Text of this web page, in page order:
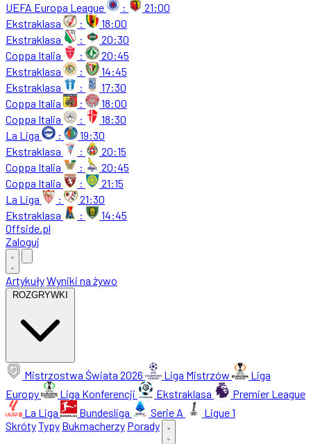
UEFA Europa League
:
21:00
Ekstraklasa
:
18:00
Ekstraklasa
:
20:30
Coppa Italia
:
20:45
Ekstraklasa
:
14:45
Ekstraklasa
:
17:30
Coppa Italia
:
18:00
Coppa Italia
:
18:30
La Liga
:
19:30
Ekstraklasa
:
20:15
Coppa Italia
:
20:45
Coppa Italia
:
21:15
La Liga
:
21:30
Ekstraklasa
:
14:45
Offside.pl
Zaloguj
ArtykułyWyniki na żywo
ROZGRYWKI
Mistrzostwa Świata 2026 Liga Mistrzów
Liga
Europy
Liga Konferencji Ekstraklasa
Premier League
La Liga
Bundesliga Serie A
Ligue 1
SkrótyTypy Bukmacherzy Porady